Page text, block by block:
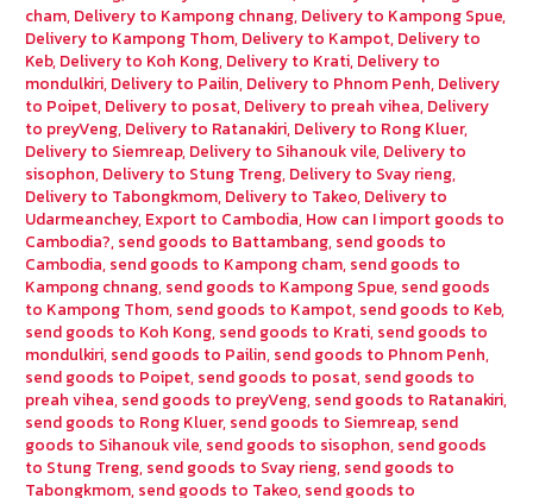
cham, Delivery to Kampong chnang, Delivery to Kampong Spue,
Delivery to Kampong Thom, Delivery to Kampot, Delivery to
Keb, Delivery to Koh Kong, Delivery to Krati, Delivery to
mondulkiri, Delivery to Pailin, Delivery to Phnom Penh, Delivery
to Poipet, Delivery to posat, Delivery to preah vihea, Delivery
to preyVeng, Delivery to Ratanakiri, Delivery to Rong Kluer,
Delivery to Siemreap, Delivery to Sihanouk vile, Delivery to
sisophon, Delivery to Stung Treng, Delivery to Svay rieng,
Delivery to Tabongkmom, Delivery to Takeo, Delivery to
Udarmeanchey, Export to Cambodia, How can I import goods to
Cambodia?, send goods to Battambang, send goods to
Cambodia, send goods to Kampong cham, send goods to
Kampong chnang, send goods to Kampong Spue, send goods
to Kampong Thom, send goods to Kampot, send goods to Keb,
send goods to Koh Kong, send goods to Krati, send goods to
mondulkiri, send goods to Pailin, send goods to Phnom Penh,
send goods to Poipet, send goods to posat, send goods to
preah vihea, send goods to preyVeng, send goods to Ratanakiri,
send goods to Rong Kluer, send goods to Siemreap, send
goods to Sihanouk vile, send goods to sisophon, send goods
to Stung Treng, send goods to Svay rieng, send goods to
Tabongkmom, send goods to Takeo, send goods to